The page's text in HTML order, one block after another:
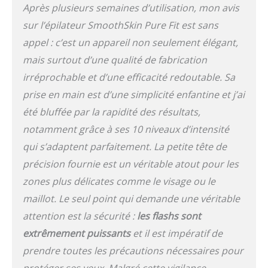
Sensing adapte chaque
éclat à votre teint unique.
Il n'est pas nécessaire de
deviner le bon niveau
d'intensité, SmoothSkin
le fait pour vous.
adaptateur de précision
brevetée pour traiter les
petites zones avec
POUR TOUT LE CORPS EN
10 MINUTES SEULEMENT
d'autres appareils IPL, il
vous suffit d'utiliser
SmoothSkin Pure Fit une
12 semaines pour obtenir
une réduction
permanente des poils.
Après plusieurs semaines d’utilisation, mon avis
sur l’épilateur SmoothSkin Pure Fit est sans
appel : c’est un appareil non seulement élégant,
mais surtout d’une qualité de fabrication
irréprochable et d’une efficacité redoutable. Sa
prise en main est d’une simplicité enfantine et j’ai
été bluffée par la rapidité des résultats,
notamment grâce à ses 10 niveaux d’intensité
qui s’adaptent parfaitement. La petite tête de
précision fournie est un véritable atout pour les
zones plus délicates comme le visage ou le
maillot. Le seul point qui demande une véritable
attention est la sécurité :les flashs sont
extrêmement puissantset il est impératif de
prendre toutes les précautions nécessaires pour